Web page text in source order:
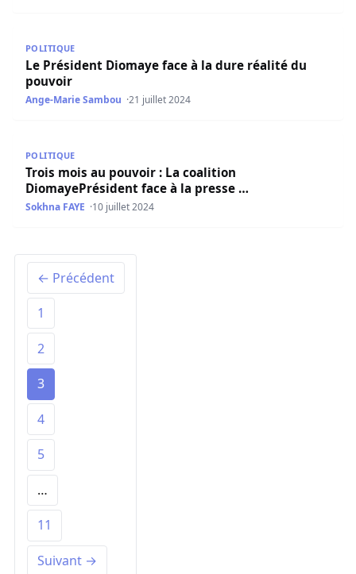
POLITIQUE
Le Président Diomaye face à la dure réalité du
pouvoir
Ange-Marie Sambou 21 juillet 2024
POLITIQUE
Trois mois au pouvoir : La coalition
DiomayePrésident face à la presse …
Sokhna FAYE 10 juillet 2024
← Précédent
1
2
3
4
5
…
11
Suivant →